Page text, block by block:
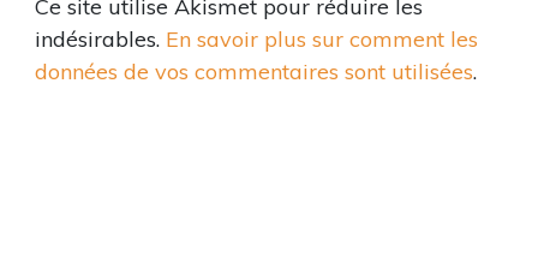
Ce site utilise Akismet pour réduire les
indésirables. En savoir plus sur comment les
données de vos commentaires sont utilisées.